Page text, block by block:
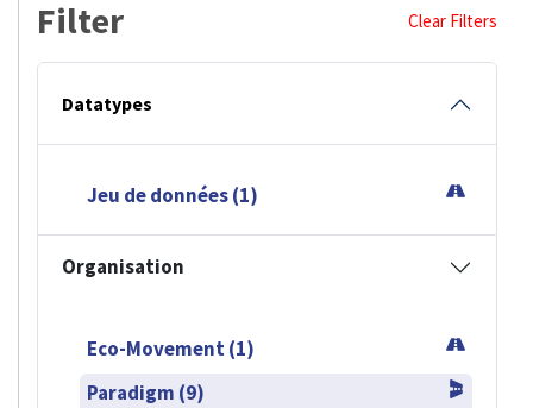
Filter Clear Filters
Datatypes
Jeu de données (1)
Organisation
Eco-Movement (1)
Paradigm (9)